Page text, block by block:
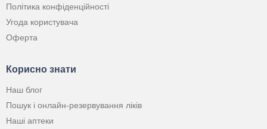
Політика конфіденційності
Угода користувача
Оферта
Корисно знати
Наш блог
Пошук і онлайн-резервування ліків
Наші аптеки